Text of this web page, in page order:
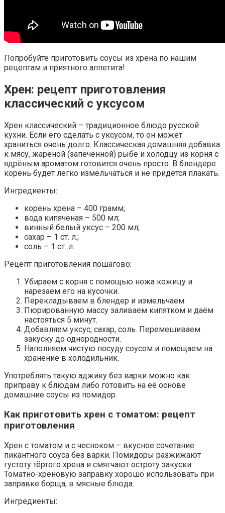
Попробуйте приготовить соусы из хрена по нашим
рецептам и приятного аппетита!
Хрен: рецепт приготовления
классический с уксусом
Хрен классический – традиционное блюдо русской
кухни. Если его сделать с уксусом, то он может
храниться очень долго. Классическая домашняя добавка
к мясу, жареной (запечённой) рыбе и холодцу из корня с
ядрёным ароматом готовится очень просто. В блендере
корень будет легко измельчаться и не придётся плакать.
Ингредиенты:
корень хрена – 400 грамм;
вода кипячёная – 500 мл;
винный белый уксус – 200 мл;
сахар – 1 ст. л.;
соль – 1 ст. л.
Рецепт приготовления пошагово:
Убираем с корня с помощью ножа кожицу и
нарезаем его на кусочки.
Перекладываем в блендер и измельчаем.
Пюрированную массу заливаем кипятком и даём
настояться 5 минут.
Добавляем уксус, сахар, соль. Перемешиваем
закуску до однородности.
Наполняем чистую посуду соусом и помещаем на
хранение в холодильник.
Употреблять такую аджику без варки можно как
приправу к блюдам либо готовить на её основе
домашние соусы из помидор.
Как приготовить хрен с томатом: рецепт
приготовления
Хрен с томатом и с чесноком – вкусное сочетание
пикантного соуса без варки. Помидоры разжижают
густоту тёртого хрена и смягчают остроту закуски.
Томатно-хреновую заправку хорошо использовать при
заправке борща, в мясные блюда.
Ингредиенты: